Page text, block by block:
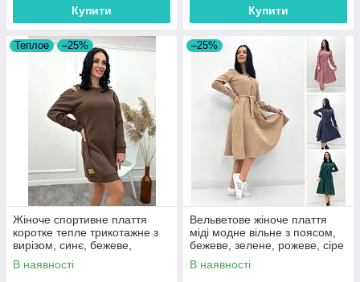
Купити Купити
Теплое –25%
Жіноче спортивне плаття
коротке тепле трикотажне з
вирізом, синє, бежеве,
коричневе
В наявності
–25%
Вельветове жіноче плаття
міді модне вільне з поясом,
бежеве, зелене, рожеве, сіре
В наявності